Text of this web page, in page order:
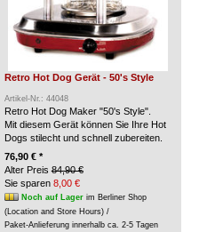
Retro Hot Dog Gerät - 50's Style
Artikel-Nr.: 44048
Retro Hot Dog Maker "50's Style".
Mit diesem Gerät können Sie Ihre Hot
Dogs stilecht und schnell zubereiten.
76,90 € *
Alter Preis 84,90 €
Sie sparen 8,00 €
Noch auf Lagerim Berliner Shop
(Location and Store Hours) /
Paket-Anlieferung innerhalb ca. 2-5 Tagen